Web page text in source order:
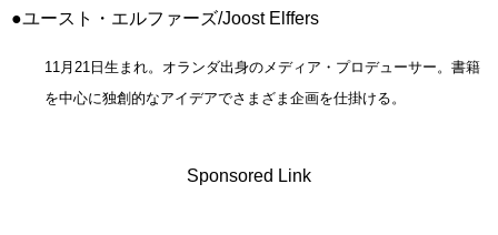
●ユースト・エルファーズ/Joost Elffers
11月21日生まれ。オランダ出身のメディア・プロデューサー。書籍
を中心に独創的なアイデアでさまざま企画を仕掛ける。
Sponsored Link